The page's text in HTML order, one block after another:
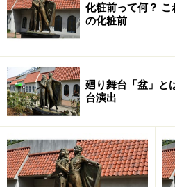
今月の単発出演
1日(木)【OG】真飛 聖 NHK
2日(金)【月組】美弥るりかMX
CAFE BREAK」
2日(金)【宙組】真風涼帆 他
ミエール 宙組『異人たちのル
化粧前って何？ こ
の化粧前
廻り舞台「盆」と
台演出